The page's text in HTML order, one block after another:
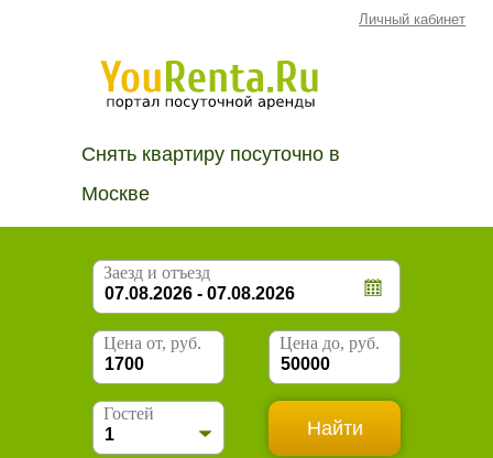
Личный кабинет
Снять квартиру посуточно в
Москве
Заезд и отъезд
Цена от, руб. Цена до, руб.
Гостей